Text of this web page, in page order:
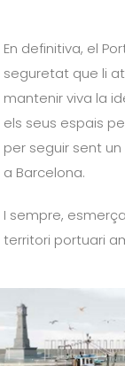
En definitiva, el
seguretat que li
mantenir viva la
els seus espais
per seguir sent
a Barcelona.
I sempre,
territori portuari